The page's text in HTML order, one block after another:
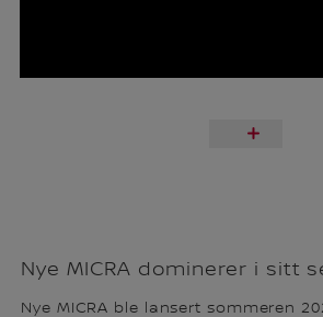
Nye MICRA dominerer i sitt
Nye MICRA ble lansert sommeren